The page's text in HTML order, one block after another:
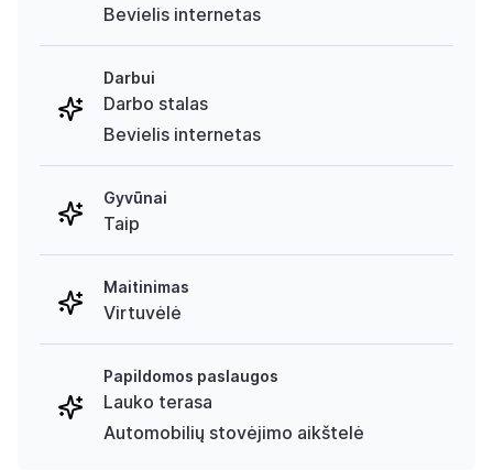
Bevielis internetas
Darbui
Darbo stalas
Bevielis internetas
Gyvūnai
Taip
Maitinimas
Virtuvėlė
Papildomos paslaugos
Lauko terasa
Automobilių stovėjimo aikštelė